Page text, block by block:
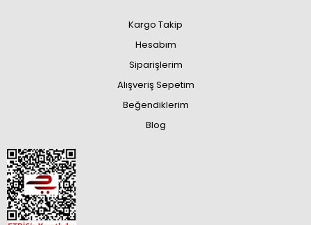
Kargo Takip
Hesabım
Siparişlerim
Alışveriş Sepetim
Beğendiklerim
Blog